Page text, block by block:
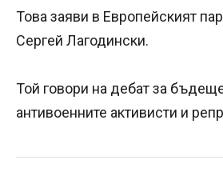
Това заяви в Европейският
Сергей Лагодински.
Той говори на дебат за
антивоенните активисти и